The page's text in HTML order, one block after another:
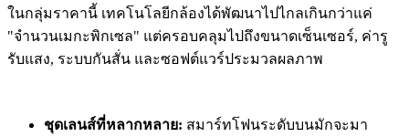
ในกลุ่มราคานี้ เทคโนโลยีกล้องได้พัฒนาไปไกลเกินกว่าแค่
"จำนวนเมกะพิกเซล" แต่ครอบคลุมไปถึงขนาดเซ็นเซอร์, ค่ารู
รับแสง, ระบบกันสั่น และซอฟต์แวร์ประมวลผลภาพ
ชุดเลนส์ที่หลากหลาย: สมาร์ทโฟนระดับบนมักจะมา